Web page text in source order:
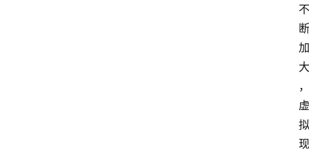
不
断
加
大
，
虚
拟
现